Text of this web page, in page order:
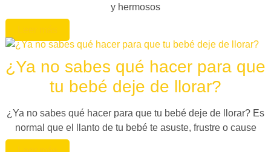
y hermosos
¿Ya no sabes qué hacer para que
tu bebé deje de llorar?
¿Ya no sabes qué hacer para que tu bebé deje de llorar? Es
normal que el llanto de tu bebé te asuste, frustre o cause